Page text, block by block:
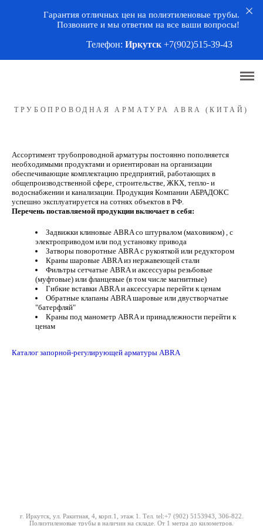
Гарантия отличных цен на полиэтиленовые трубы.
Позвоните и мы ответим на все ваши вопросы!
Телефон: Иркутск +7(902)515-39-43
Арматура
ППУ изоляция
Портфолио
Контакты
ТРУБОПРОВОДНАЯ АРМАТУРА ABRA (КИТАЙ)
Ассортимент трубопроводной арматуры постоянно пополняется
необходимыми продуктами и ориентирован на организации
обеспечивающие комплектацию предприятий, работающих в
общепроизводственной сфере, строительстве, ЖКХ, тепло- и
водоснабжении и канализации. Продукция Компании АБРАДОКС
успешно эксплуатируется на сотнях объектов в РФ.
Перечень поставляемой продукции включает в себя:
Задвижки клиновые ABRA со штурвалом (маховиком) , с
электроприводом или под установку привода
Затворы поворотные ABRA с рукояткой или редуктором
Краны шаровые ABRA из нержавеющей стали
Фильтры сетчатые ABRA и аксессуары резьбовые
(муфтовые) или фланцевые (в том числе магнитные)
Гибкие вставки ABRA и аксессуары перейти к ценам
Обратные клапаны ABRA шаровые или двустворчатые
"батерфляй"
Краны под манометр ABRA и принадлежности перейти к
ценам
Каталог запорной-регулирующей арматуры ABRA
г. Иркутск, ул. Ракитная, 4, корп.1, этаж 1. Тел. tel:+7 (902) 5153943 , 306-822.
Полиэтиленовые трубы в наличии на складе. От 1 метра до километров.